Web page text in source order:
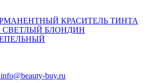
info@beauty-buy.ru